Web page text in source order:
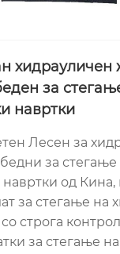
хидрауличен
за
навртки
Лесен за
за
од Кина,
за стегање на
строга
за стегање